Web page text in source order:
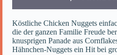
Köstliche Chicken Nuggets
die der ganzen Familie Freude
knusprigen Panade aus
Hähnchen-Nuggets ein Hit bei